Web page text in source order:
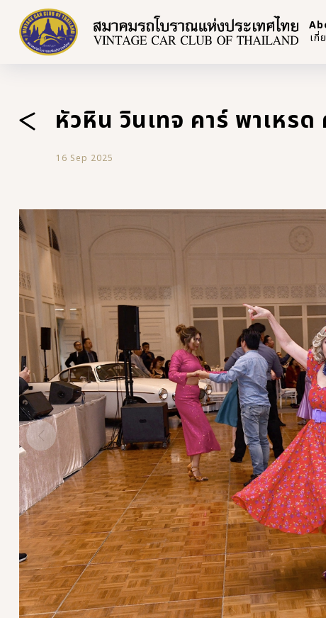
เกี่
หัวหิน วินเทจ คาร์ พาเหรด
16 Sep 2025